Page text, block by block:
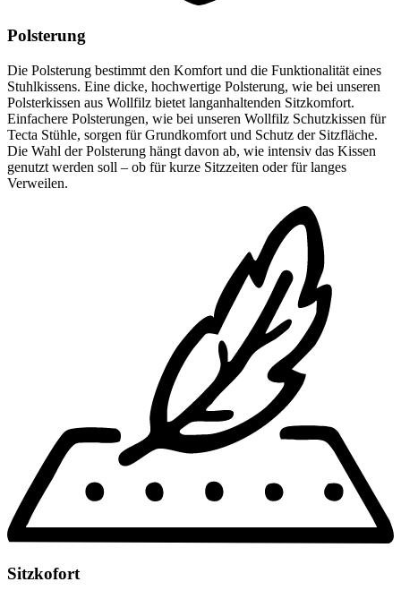
Polsterung
Die Polsterung bestimmt den Komfort und die Funktionalität eines
Stuhlkissens. Eine dicke, hochwertige Polsterung, wie bei unseren
Polsterkissen aus Wollfilz bietet langanhaltenden Sitzkomfort.
Einfachere Polsterungen, wie bei unseren Wollfilz Schutzkissen für
Tecta Stühle, sorgen für Grundkomfort und Schutz der Sitzfläche.
Die Wahl der Polsterung hängt davon ab, wie intensiv das Kissen
genutzt werden soll – ob für kurze Sitzzeiten oder für langes
Verweilen.
Sitzkofort